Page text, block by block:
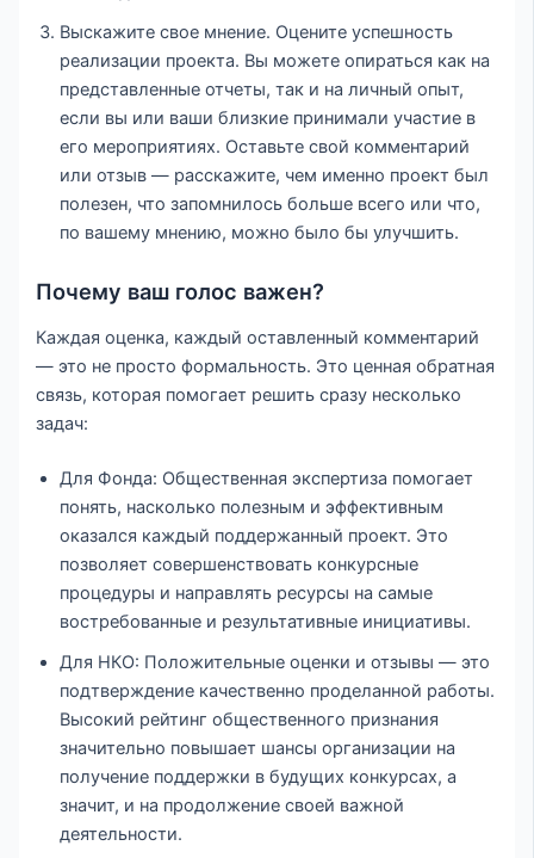
Выскажите свое мнение. Оцените успешность
реализации проекта. Вы можете опираться как на
представленные отчеты, так и на личный опыт,
если вы или ваши близкие принимали участие в
его мероприятиях. Оставьте свой комментарий
или отзыв — расскажите, чем именно проект был
полезен, что запомнилось больше всего или что,
по вашему мнению, можно было бы улучшить.
Почему ваш голос важен?
Каждая оценка, каждый оставленный комментарий
— это не просто формальность. Это ценная обратная
связь, которая помогает решить сразу несколько
задач:
Для Фонда: Общественная экспертиза помогает
понять, насколько полезным и эффективным
оказался каждый поддержанный проект. Это
позволяет совершенствовать конкурсные
процедуры и направлять ресурсы на самые
востребованные и результативные инициативы.
Для НКО: Положительные оценки и отзывы — это
подтверждение качественно проделанной работы.
Высокий рейтинг общественного признания
значительно повышает шансы организации на
получение поддержки в будущих конкурсах, а
значит, и на продолжение своей важной
деятельности.